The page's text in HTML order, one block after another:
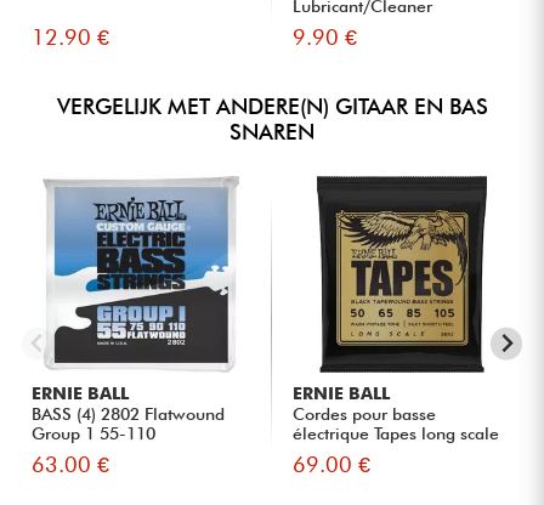
12.90 €
Lubricant/Cleaner
9.90 €
VERGELIJK MET ANDERE(N) GITAAR EN BAS
SNAREN
ERNIE BALL
BASS (4) 2802 Flatwound
Group 1 55-110
63.00 €
ERNIE BALL
Cordes pour basse
électrique Tapes long scale
50-...
69.00 €